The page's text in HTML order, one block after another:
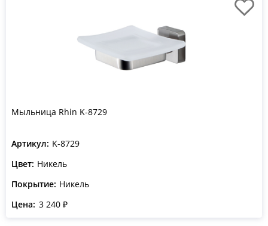
Мыльница Rhin K-8729
Артикул: K-8729
Цвет: Никель
Покрытие: Никель
Цена: 3 240 ₽